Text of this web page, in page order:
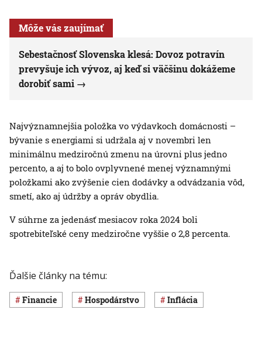
Môže vás zaujímať
Sebestačnosť Slovenska klesá: Dovoz potravín
prevyšuje ich vývoz, aj keď si väčšinu dokážeme
dorobiť sami
Najvýznamnejšia položka vo výdavkoch domácnosti –
bývanie s energiami si udržala aj v novembri len
minimálnu medziročnú zmenu na úrovni plus jedno
percento, a aj to bolo ovplyvnené menej významnými
položkami ako zvýšenie cien dodávky a odvádzania vôd,
smetí, ako aj údržby a opráv obydlia.
V súhrne za jedenásť mesiacov roka 2024 boli
spotrebiteľské ceny medziročne vyššie o 2,8 percenta.
Ďalšie články na tému:
Financie hospodárstvo inflácia